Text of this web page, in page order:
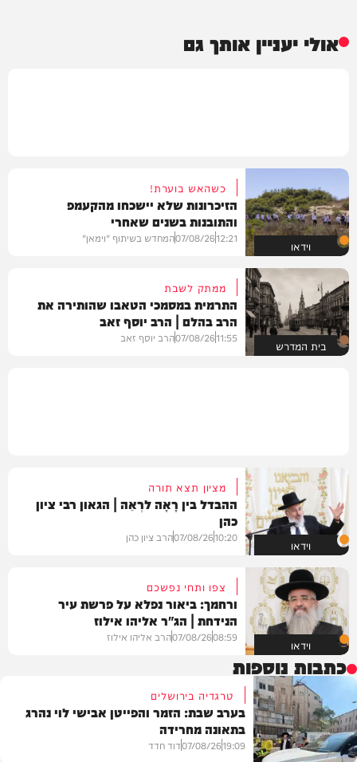
אולי יעניין אותך גם
וידאו
כשהאש בוערת!
הזיכרונות שלא יישכחו מהקעמפ
והתובנות בשנים שאחרי
12:21
07/08/26המחדש בשיתוף "וימאן"
בית המדרש
ממתק לשבת
התרמית במסמכי הטאבו שהותירה את
הרב בהלם | הרב יוסף זאב
11:55
07/08/26הרב יוסף זאב
וידאו
מציון תצא תורה
ההבדל בין רָאָה לרְאֵה | הגאון רבי ציון
כהן
10:20
07/08/26הרב ציון כהן
וידאו
צפו ותחי נפשכם
ורחמך: ביאור נפלא על פרשת עיר
הנידחת | הג"ר אליהו אילוז
08:59
07/08/26הרב אליהו אילוז
כתבות נוספות
טרגדיה בירושלים
בערב שבת: הזמר והפייטן אבישי לוי נהרג
בתאונה מחרידה
19:09
07/08/26דוד חדד